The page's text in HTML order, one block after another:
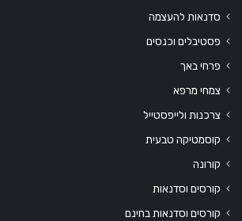
סדנאות להעצמה
פסטיבלים וכנסים
פרחי באך
צמחי מרפא
צרכנות ולייפסטייל
קוסמטיקה טבעית
קורונה
קורסים וסדנאות
קורסים וסדנאות בחינם